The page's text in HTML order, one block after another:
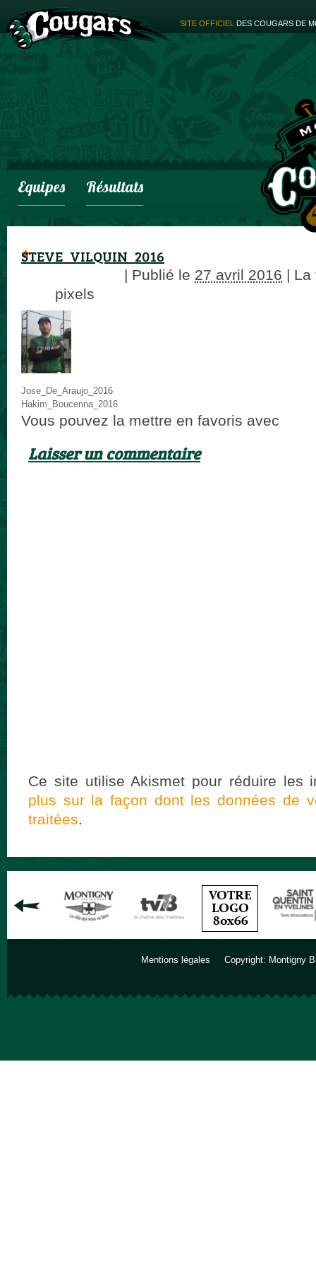
SITE OFFICIEL DES COUGARS DE
Equipes Résultats
STEVE_VILQUIN_2016
| Publié le 27 avril 2016 | La
pixels
Jose_De_Araujo_2016
Hakim_Boucenna_2016
Vous pouvez la mettre en favoris avec
Laisser un commentaire
Ce site utilise Akismet pour réduire les
plus sur la façon dont les données de
traitées.
Mentions légales Copyright: Montigny